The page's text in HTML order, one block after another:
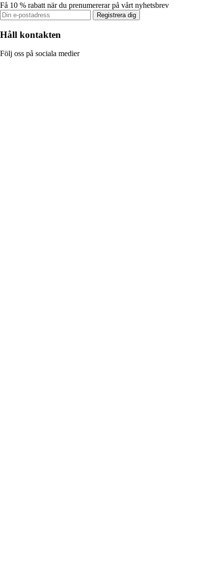
Få 10 % rabatt när du prenumererar på vårt nyhetsbrev
Registrera dig
Håll kontakten
Följ oss på sociala medier